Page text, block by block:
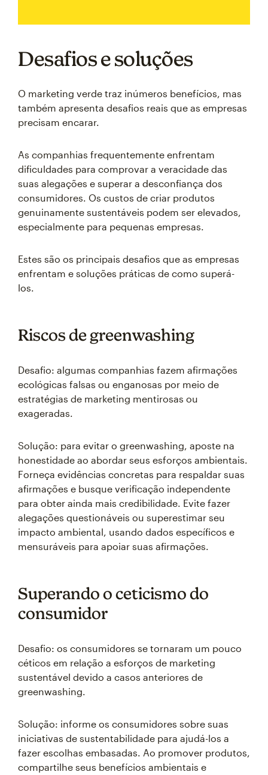
Desafios e soluções
O marketing verde traz inúmeros benefícios, mas
também apresenta desafios reais que as empresas
precisam encarar.
As companhias frequentemente enfrentam
dificuldades para comprovar a veracidade das
suas alegações e superar a desconfiança dos
consumidores. Os custos de criar produtos
genuinamente sustentáveis podem ser elevados,
especialmente para pequenas empresas.
Estes são os principais desafios que as empresas
enfrentam e soluções práticas de como superá-
los.
Riscos de greenwashing
Desafio: algumas companhias fazem afirmações
ecológicas falsas ou enganosas por meio de
estratégias de marketing mentirosas ou
exageradas.
Solução: para evitar o greenwashing, aposte na
honestidade ao abordar seus esforços ambientais.
Forneça evidências concretas para respaldar suas
afirmações e busque verificação independente
para obter ainda mais credibilidade. Evite fazer
alegações questionáveis ou superestimar seu
impacto ambiental, usando dados específicos e
mensuráveis para apoiar suas afirmações.
Superando o ceticismo do
consumidor
Desafio: os consumidores se tornaram um pouco
céticos em relação a esforços de marketing
sustentável devido a casos anteriores de
greenwashing.
Solução: informe os consumidores sobre suas
iniciativas de sustentabilidade para ajudá-los a
fazer escolhas embasadas. Ao promover produtos,
compartilhe seus benefícios ambientais e